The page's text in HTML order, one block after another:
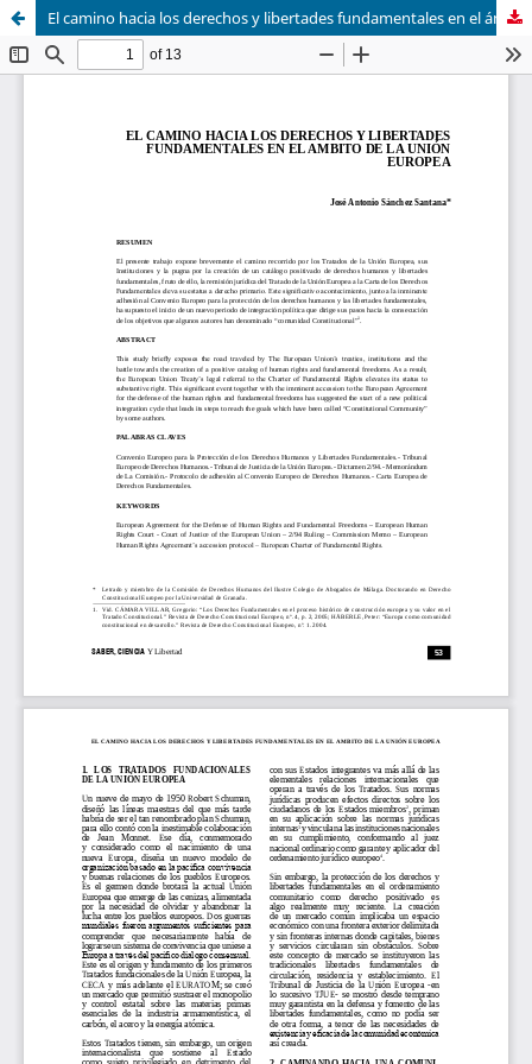
El camino hacia los derechos y libertades fundamentales en el ámbito de la unión europea